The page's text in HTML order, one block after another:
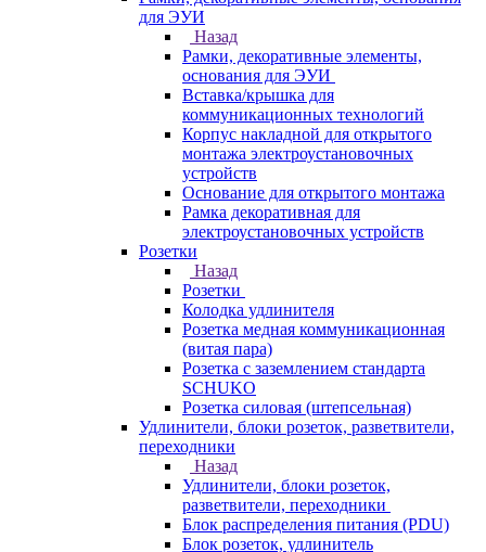
для ЭУИ
Назад
Рамки, декоративные элементы,
основания для ЭУИ
Вставка/крышка для
коммуникационных технологий
Корпус накладной для открытого
монтажа электроустановочных
устройств
Основание для открытого монтажа
Рамка декоративная для
электроустановочных устройств
Розетки
Назад
Розетки
Колодка удлинителя
Розетка медная коммуникационная
(витая пара)
Розетка с заземлением стандарта
SCHUKO
Розетка силовая (штепсельная)
Удлинители, блоки розеток, разветвители,
переходники
Назад
Удлинители, блоки розеток,
разветвители, переходники
Блок распределения питания (PDU)
Блок розеток, удлинитель